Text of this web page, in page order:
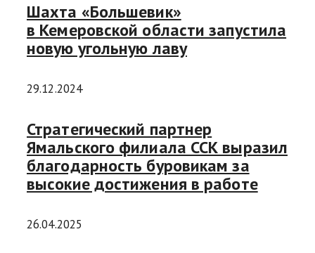
Шахта «Большевик»
в Кемеровской области запустила
новую угольную лаву
29.12.2024
Стратегический партнер
Ямальского филиала ССК выразил
благодарность буровикам за
высокие достижения в работе
26.04.2025